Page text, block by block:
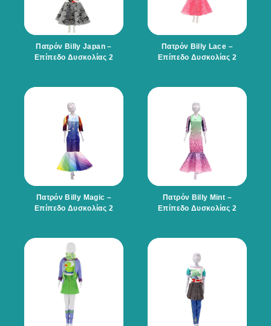
Πατρόν Billy Japan –
Επίπεδο Δυσκολίας 2
Πατρόν Billy Lace –
Επίπεδο Δυσκολίας 2
Πατρόν Billy Magic –
Επίπεδο Δυσκολίας 2
Πατρόν Billy Mint –
Επίπεδο Δυσκολίας 2